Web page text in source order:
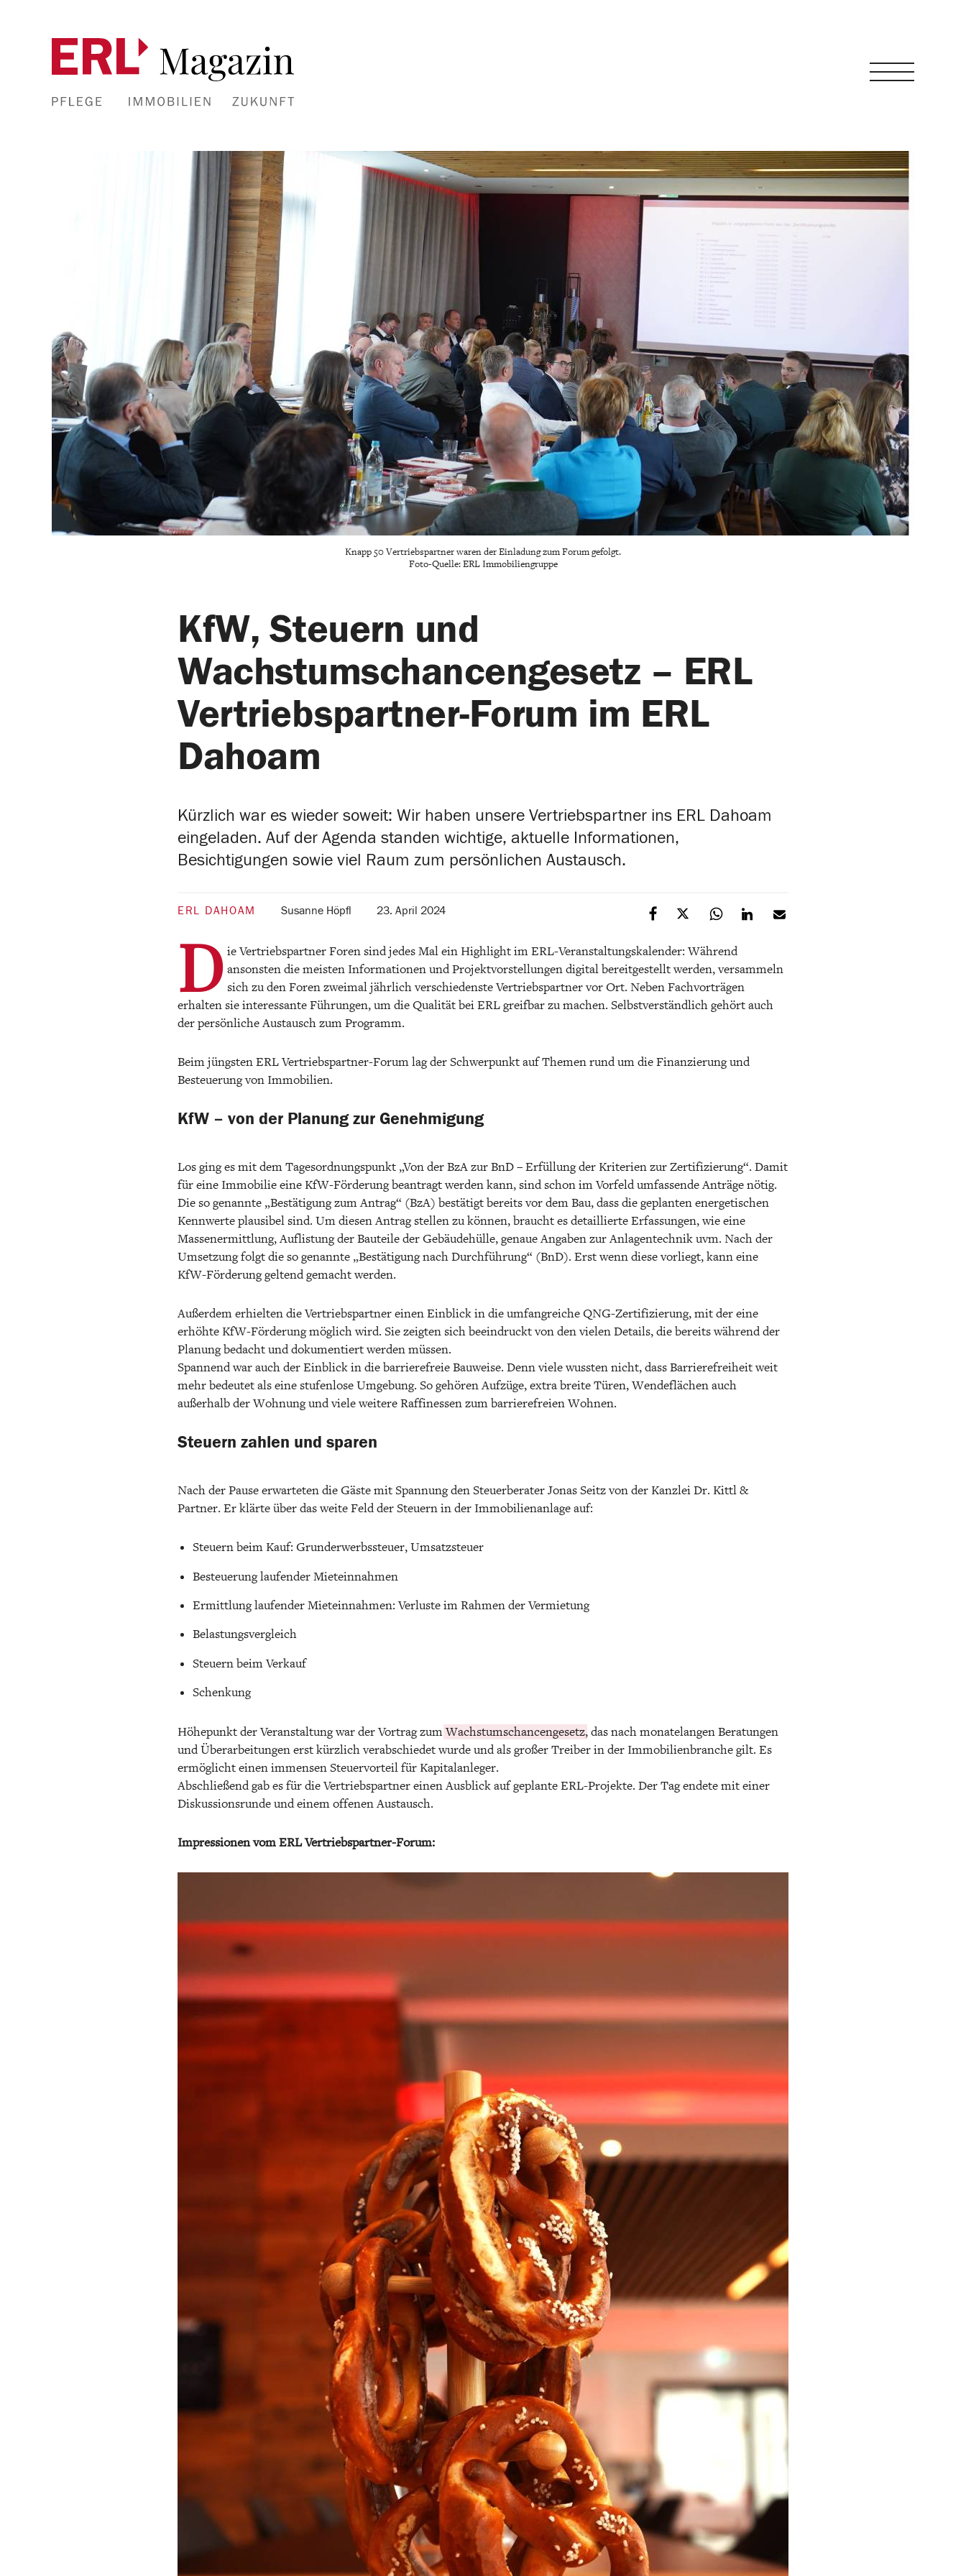
Knapp 50 Vertriebspartner waren der Einladung zum Forum gefolgt.
Foto-Quelle: ERL Immobiliengruppe
KfW, Steuern und
Wachstumschancengesetz – ERL
Vertriebspartner-Forum im ERL
Dahoam
Kürzlich war es wieder soweit: Wir haben unsere Vertriebspartner ins ERL Dahoam
eingeladen. Auf der Agenda standen wichtige, aktuelle Informationen,
Besichtigungen sowie viel Raum zum persönlichen Austausch.
ERL DAHOAM Susanne Höpfl 23. April 2024
D ie Vertriebspartner Foren sind jedes Mal ein Highlight im ERL-Veranstaltungskalender: Während
ansonsten die meisten Informationen und Projektvorstellungen digital bereitgestellt werden, versammeln
sich zu den Foren zweimal jährlich verschiedenste Vertriebspartner vor Ort. Neben Fachvorträgen
erhalten sie interessante Führungen, um die Qualität bei ERL greifbar zu machen. Selbstverständlich gehört auch
der persönliche Austausch zum Programm.
Beim jüngsten ERL Vertriebspartner-Forum lag der Schwerpunkt auf Themen rund um die Finanzierung und
Besteuerung von Immobilien.
KfW – von der Planung zur Genehmigung
Los ging es mit dem Tagesordnungspunkt „Von der BzA zur BnD – Erfüllung der Kriterien zur Zertifizierung“. Damit
für eine Immobilie eine KfW-Förderung beantragt werden kann, sind schon im Vorfeld umfassende Anträge nötig.
Die so genannte „Bestätigung zum Antrag“ (BzA) bestätigt bereits vor dem Bau, dass die geplanten energetischen
Kennwerte plausibel sind. Um diesen Antrag stellen zu können, braucht es detaillierte Erfassungen, wie eine
Massenermittlung, Auflistung der Bauteile der Gebäudehülle, genaue Angaben zur Anlagentechnik uvm. Nach der
Umsetzung folgt die so genannte „Bestätigung nach Durchführung“ (BnD). Erst wenn diese vorliegt, kann eine
KfW-Förderung geltend gemacht werden.
Außerdem erhielten die Vertriebspartner einen Einblick in die umfangreiche QNG-Zertifizierung, mit der eine
erhöhte KfW-Förderung möglich wird. Sie zeigten sich beeindruckt von den vielen Details, die bereits während der
Planung bedacht und dokumentiert werden müssen.
Spannend war auch der Einblick in die barrierefreie Bauweise. Denn viele wussten nicht, dass Barrierefreiheit weit
mehr bedeutet als eine stufenlose Umgebung. So gehören Aufzüge, extra breite Türen, Wendeflächen auch
außerhalb der Wohnung und viele weitere Raffinessen zum barrierefreien Wohnen.
Steuern zahlen und sparen
Nach der Pause erwarteten die Gäste mit Spannung den Steuerberater Jonas Seitz von der Kanzlei Dr. Kittl &
Partner. Er klärte über das weite Feld der Steuern in der Immobilienanlage auf:
Steuern beim Kauf: Grunderwerbssteuer, Umsatzsteuer
Besteuerung laufender Mieteinnahmen
Ermittlung laufender Mieteinnahmen: Verluste im Rahmen der Vermietung
Belastungsvergleich
Steuern beim Verkauf
Schenkung
Höhepunkt der Veranstaltung war der Vortrag zumWachstumschancengesetz, das nach monatelangen Beratungen
und Überarbeitungen erst kürzlich verabschiedet wurde und als großer Treiber in der Immobilienbranche gilt. Es
ermöglicht einen immensen Steuervorteil für Kapitalanleger.
Abschließend gab es für die Vertriebspartner einen Ausblick auf geplante ERL-Projekte. Der Tag endete mit einer
Diskussionsrunde und einem offenen Austausch.
Impressionen vom ERL Vertriebspartner-Forum: